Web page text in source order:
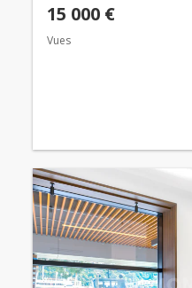
15 000 €
Vues